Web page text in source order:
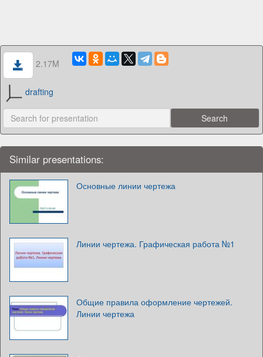
2.17M
drafting
Similar presentations:
Основные линии чертежа
Линии чертежа. Графическая работа №1
Общие правила оформление чертежей.
Линии чертежа